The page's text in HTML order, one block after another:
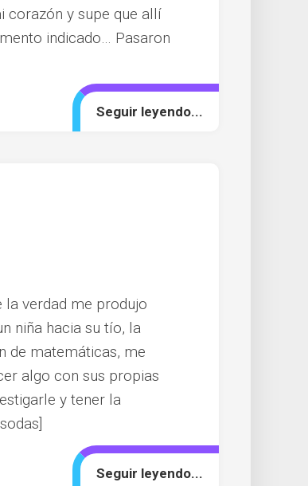
corazón y supe que allí
indicado… Pasaron
Seguir leyendo...
la verdad me produjo
niña hacia su tío, la
de matemáticas, me
algo con sus propias
y tener la
Seguir leyendo...